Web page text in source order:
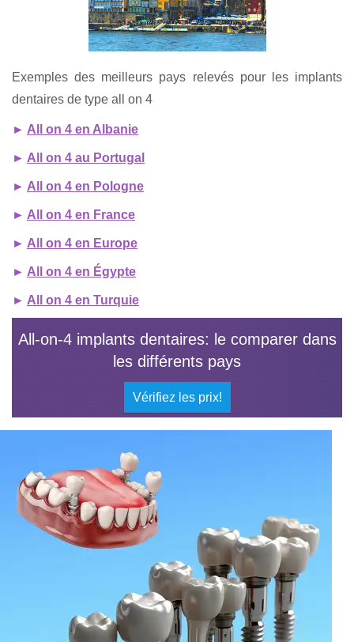
Exemples des meilleurs pays relevés pour les implants
dentaires de type all on 4
► All on 4 en Albanie
► All on 4 au Portugal
► All on 4 en Pologne
► All on 4 en France
► All on 4 en Europe
► All on 4 en Égypte
► All on 4 en Turquie
All-on-4 implants dentaires: le comparer dans
les différents pays
Vérifiez les prix!